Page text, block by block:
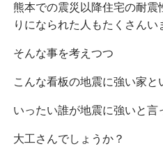
熊本での震災以降住宅の耐
りになられた人もたくさんい
そんな事を考えつつ
こんな看板の地震に強い家と
いったい誰が地震に強いと言
大工さんでしょうか？